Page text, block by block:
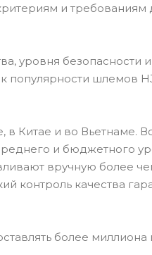
и требованиям
уровня безопасности
популярности шлемов
Китае и во Вьетнаме.
и бюджетного
вручную более
контроль качества
более